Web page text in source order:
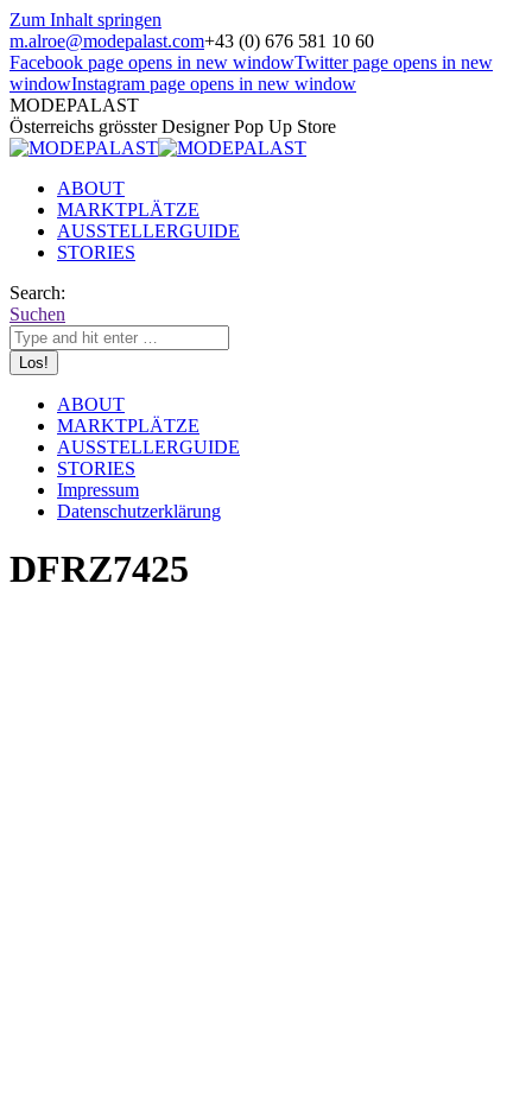
Zum Inhalt springen
m.alroe@modepalast.com+43 (0) 676 581 10 60
Facebook page opens in new windowTwitter page opens in new
windowInstagram page opens in new window
MODEPALAST
Österreichs grösster Designer Pop Up Store
ABOUT
MARKTPLÄTZE
AUSSTELLERGUIDE
STORIES
Search:
Suchen
ABOUT
MARKTPLÄTZE
AUSSTELLERGUIDE
STORIES
Impressum
Datenschutzerklärung
DFRZ7425